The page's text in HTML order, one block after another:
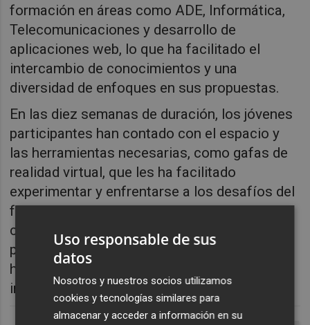
formación en áreas como ADE, Informática,
Telecomunicaciones y desarrollo de
aplicaciones web, lo que ha facilitado el
intercambio de conocimientos y una
diversidad de enfoques en sus propuestas.
En las diez semanas de duración, los jóvenes
participantes han contado con el espacio y
las herramientas necesarias, como gafas de
realidad virtual, que les ha facilitado
experimentar y enfrentarse a los desafíos del
futuro con una mentalidad crítica y
creativa. El programa ha concluido con una
presentación final en la que los estudiantes
han mostrado sus prototipos y soluciones
interdisciplinares a un comité de expertos.
Uso responsable de sus
datos
Nosotros y nuestros socios utilizamos
cookies y tecnologías similares para
almacenar y acceder a información en su